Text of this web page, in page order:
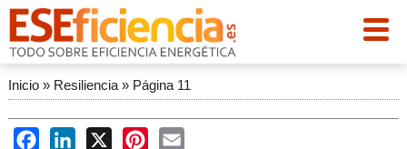
Inicio» Resiliencia» Página 11
FacebookLinkedIn
X PinterestEmail